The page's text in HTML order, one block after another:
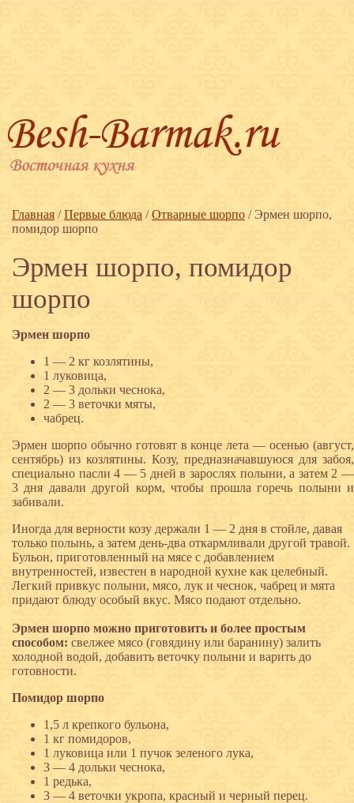
Главная /Первые блюда /Отварные шорпо / Эрмен шорпо,
помидор шорпо
Эрмен шорпо, помидор
шорпо
Эрмен шорпо
1 — 2 кг козлятины,
1 луковица,
2 — 3 дольки чеснока,
2 — 3 веточки мяты,
чабрец.
Эрмен шорпо обычно готовят в конце лета — осенью (август,
сентябрь) из козлятины. Козу, предназначавшуюся для забоя,
специально пасли 4 — 5 дней в зарослях полыни, а затем 2 —
3 дня давали другой корм, чтобы прошла горечь полыни и
забивали.
Иногда для верности козу держали 1 — 2 дня в стойле, давая
только полынь, а затем день-два откармливали другой травой.
Бульон, приготовленный на мясе с добавлением
внутренностей, известен в народной кухне как целебный.
Легкий привкус полыни, мясо, лук и чеснок, чабрец и мята
придают блюду особый вкус. Мясо подают отдельно.
Эрмен шорпо можно приготовить и более простым
способом: свелжее мясо (говядину или баранину) залить
холодной водой, добавить веточку полыни и варить до
готовности.
Помидор шорпо
1,5 л крепкого бульона,
1 кг помидоров,
1 луковица или 1 пучок зеленого лука,
3 — 4 дольки чеснока,
1 редька,
3 — 4 веточки укропа, красный и черный перец.